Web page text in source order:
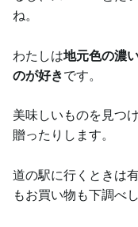
ね。
わたしは地元色の濃
のが好きです。
美味しいものを見つ
贈ったりします。
道の駅に行くときは
もお買い物も下調べ